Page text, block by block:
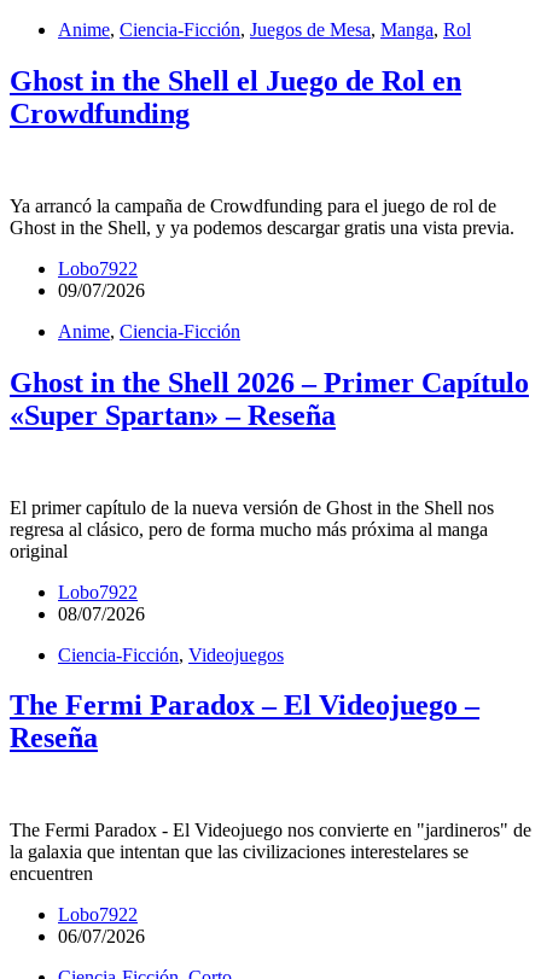
Anime, Ciencia-Ficción, Juegos de Mesa, Manga, Rol
Ghost in the Shell el Juego de Rol en
Crowdfunding
Ya arrancó la campaña de Crowdfunding para el juego de rol de
Ghost in the Shell, y ya podemos descargar gratis una vista previa.
Lobo7922
09/07/2026
Anime, Ciencia-Ficción
Ghost in the Shell 2026 – Primer Capítulo
«Super Spartan» – Reseña
El primer capítulo de la nueva versión de Ghost in the Shell nos
regresa al clásico, pero de forma mucho más próxima al manga
original
Lobo7922
08/07/2026
Ciencia-Ficción, Videojuegos
The Fermi Paradox – El Videojuego –
Reseña
The Fermi Paradox - El Videojuego nos convierte en "jardineros" de
la galaxia que intentan que las civilizaciones interestelares se
encuentren
Lobo7922
06/07/2026